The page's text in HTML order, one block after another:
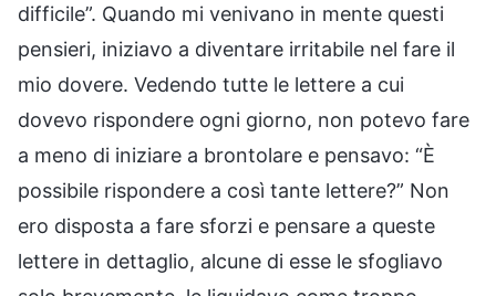
difficile”. Quando mi venivano in mente questi
pensieri, iniziavo a diventare irritabile nel fare il
mio dovere. Vedendo tutte le lettere a cui
dovevo rispondere ogni giorno, non potevo fare
a meno di iniziare a brontolare e pensavo: “È
possibile rispondere a così tante lettere?” Non
ero disposta a fare sforzi e pensare a queste
lettere in dettaglio, alcune di esse le sfogliavo